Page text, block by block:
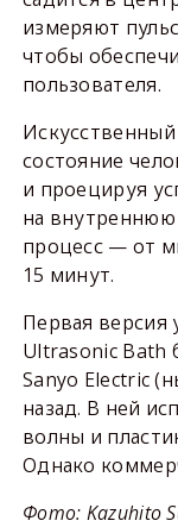
измеряют
чтобы
пользователя.
состояние
и проецируя
на
процесс — от
15 минут.
Первая версия
Ultrasonic Bath
Sanyo Electric
назад. В ней
волны и
Однако
Фото: Kazuhito